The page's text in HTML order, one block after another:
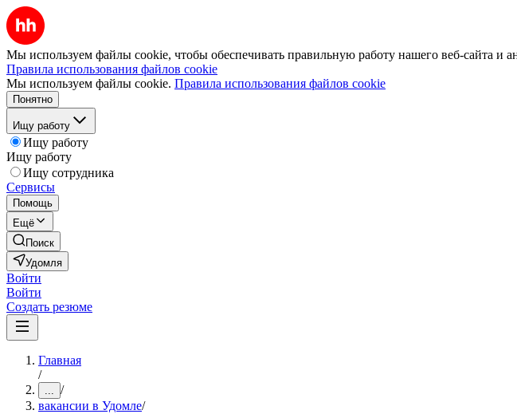
Мы используем файлы cookie, чтобы обеспечивать правильную работу нашего веб-сайта и
Правила использования файлов cookie
Мы используем файлы cookie. Правила использования файлов cookie
Понятно
Ищу работу
Ищу работу
Ищу работу
Ищу сотрудника
Сервисы
Помощь
Ещё
Поиск
Удомля
Войти
Войти
Создать резюме
Главная
/
... /
вакансии в Удомле/